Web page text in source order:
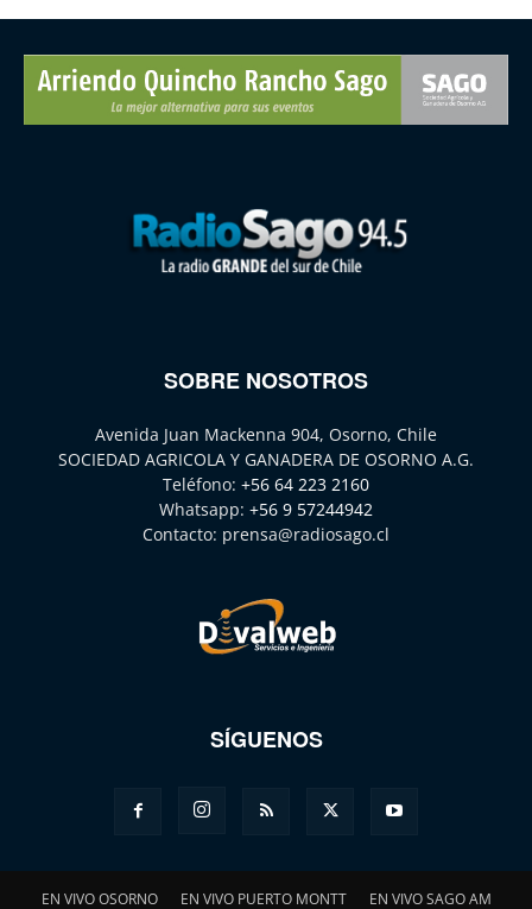
SOBRE NOSOTROS
Avenida Juan Mackenna 904, Osorno, Chile
SOCIEDAD AGRICOLA Y GANADERA DE OSORNO A.G.
Teléfono: +56 64 223 2160
Whatsapp: +56 9 57244942
Contacto: prensa@radiosago.cl
SÍGUENOS
EN VIVO OSORNO EN VIVO PUERTO MONTT EN VIVO SAGO AM